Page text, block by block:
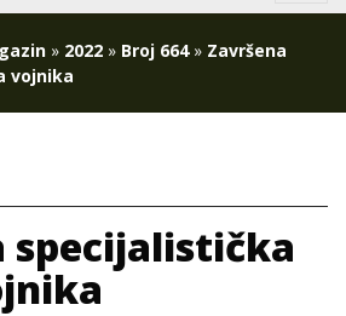
» 2022 » Broj 664» Završena
vojnika
specijalistička